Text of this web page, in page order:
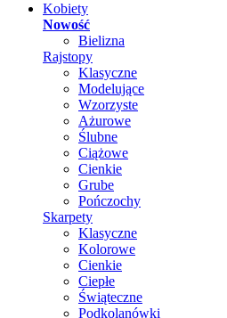
Kobiety
Nowość
Bielizna
Rajstopy
Klasyczne
Modelujące
Wzorzyste
Ażurowe
Ślubne
Ciążowe
Cienkie
Grube
Pończochy
Skarpety
Klasyczne
Kolorowe
Cienkie
Ciepłe
Świąteczne
Podkolanówki